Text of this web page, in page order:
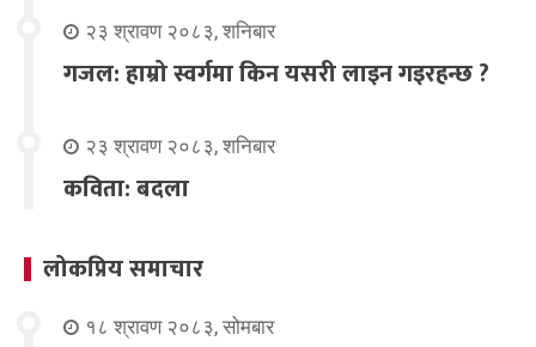
२३ श्रावण २०८३, शनिबार
गजल: हाम्रो स्वर्गमा किन यसरी लाइन गइरहन्छ ?
२३ श्रावण २०८३, शनिबार
कविता: बदला
लोकप्रिय समाचार
१८ श्रावण २०८३, सोमबार